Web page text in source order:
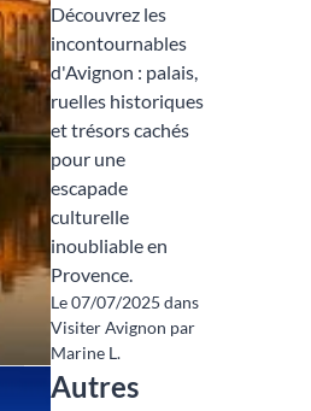
Découvrez les
incontournables
d'Avignon : palais,
ruelles historiques
et trésors cachés
pour une
escapade
culturelle
inoubliable en
Provence.
Le 07/07/2025 dans
Visiter Avignon par
Marine L.
Autres